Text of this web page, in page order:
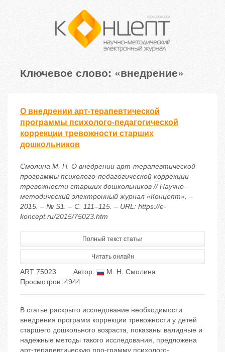
Ключевое слово: «внедрение»
О внедрении арт-терапевтической
программы психолого-педагогической
коррекции тревожности старших
дошкольников
Смолина М. Н. О внедрении арт-терапевтической
программы психолого-педагогической коррекции
тревожности старших дошкольников // Научно-
методический электронный журнал «Концепт». –
2015. – № S1. – С. 111–115. – URL: https://e-
koncept.ru/2015/75023.htm
Полный текст статьи
Читать онлайн
ART 75023 Автор:
М. Н. Смолина
Просмотров: 4944
В статье раскрыто исследование необходимости
внедрения программ коррекции тревожности у детей
старшего дошкольного возраста, показаны валидные и
надежные методы такого исследования, предложена
арт-терапевтическую про-грамму психолого-